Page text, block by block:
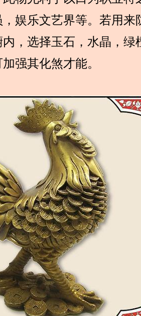
娱乐文艺界等。若用来
，选择玉石，水晶，绿
强其化煞才能。